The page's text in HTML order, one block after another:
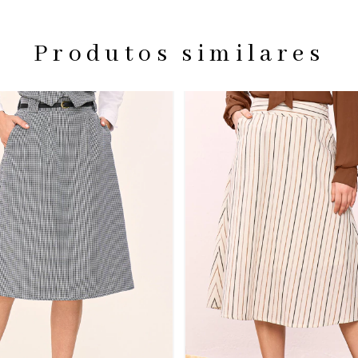
Produtos similares